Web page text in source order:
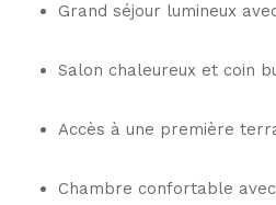
Grand séjour lumineux
Salon chaleureux et coin
Accès à une première
Chambre confortable